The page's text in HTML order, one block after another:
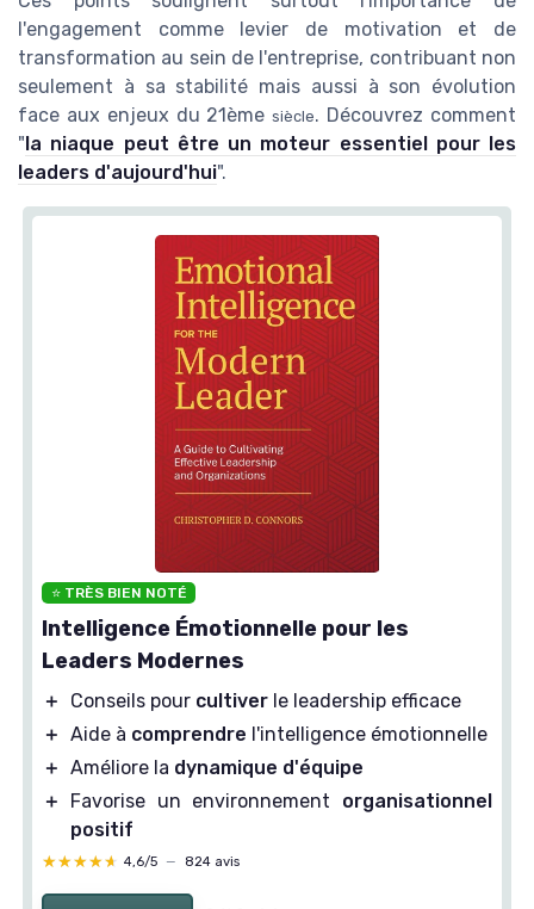
l'engagement comme levier de motivation et de
transformation au sein de l'entreprise, contribuant non
seulement à sa stabilité mais aussi à son évolution
face aux enjeux du 21èmesiècle. Découvrez comment
"la niaque peut être un moteur essentiel pour les
leaders d'aujourd'hui".
⭐ TRÈS BIEN NOTÉ
Intelligence Émotionnelle pour les
Leaders Modernes
＋ Conseils pour cultiver le leadership efficace
＋ Aide à comprendre l'intelligence émotionnelle
＋ Améliore la dynamique d'équipe
＋
Favorise un environnement organisationnel
positif
★★★★★
★★★★★ 4,6/5 — 824 avis